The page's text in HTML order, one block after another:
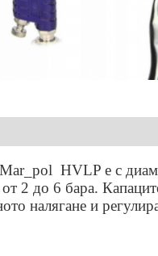
HVLP е с
2 до 6 бара.
налягане и